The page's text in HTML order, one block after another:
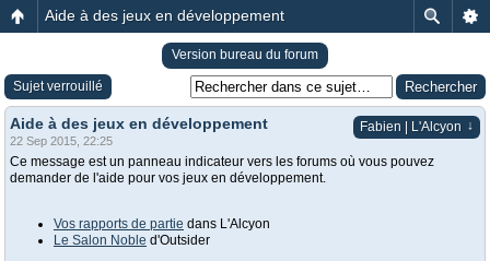
Aide à des jeux en développement
Version bureau du forum
Sujet verrouillé
Fabien | L'Alcyon ↓
Aide à des jeux en développement
22 Sep 2015, 22:25
Ce message est un panneau indicateur vers les forums où vous pouvez
demander de l'aide pour vos jeux en développement.
Vos rapports de partie dans L'Alcyon
Le Salon Noble d'Outsider